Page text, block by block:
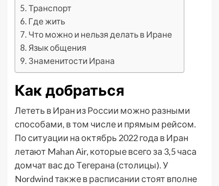
Транспорт
Где жить
Что можно и нельзя делать в Иране
Язык общения
Знаменитости Ирана
Как добраться
Лететь в Иран из России можно разными
способами, в том числе и прямым рейсом.
По ситуации на октябрь 2022 года в Иран
летают Mahan Air, которые всего за 3,5 часа
домчат вас до Тегерана (столицы). У
Nordwind также в расписании стоят вполне